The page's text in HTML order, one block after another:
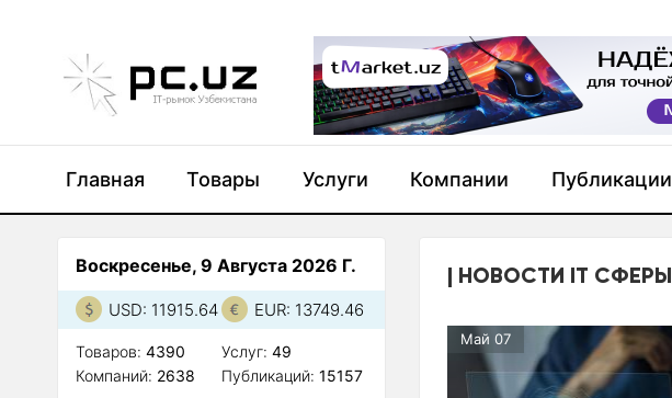
Главная Товары Услуги Компании Публикации
НОВОСТИ IT СФЕРЫ
Май 07
Воскресенье, 9 Августа 2026 Г.
USD: 11915.64 EUR: 13749.46
Товаров: 4390
Компаний: 2638
Услуг:49
Публикаций:15157